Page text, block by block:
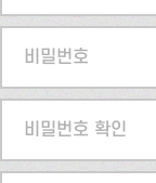
비밀번호
비밀번호 확인